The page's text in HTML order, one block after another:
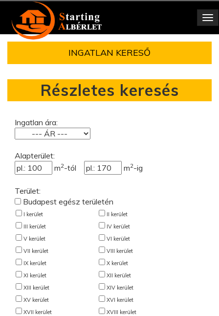
Toggle
navigation
INGATLAN KERESŐ
Részletes keresés
Ingatlan ára:
Alapterület:
m2-tól m2-ig
Terület:
Budapest egész területén
I kerület
II kerület
III kerület
IV kerület
V kerület
VI kerület
VII kerület
VIII kerület
IX kerület
X kerület
XI kerület
XII kerület
XIII kerület
XIV kerület
XV kerület
XVI kerület
XVII kerület
XVIII kerület